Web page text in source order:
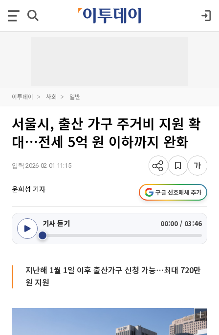
이투데이 사회 일반
서울시, 출산 가구 주거비 지원 확
대⋯전세 5억 원 이하까지 완화
입력 2026-02-01 11:15
윤희성 기자 구글 선호매체 추가
기사 듣기 00:00 / 03:46
지난해 1월 1일 이후 출산가구 신청 가능⋯최대 720만
원 지원